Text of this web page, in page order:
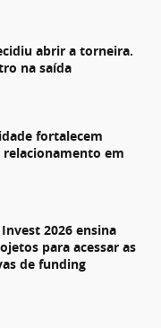
abrir a torneira.
na saída
fortalecem
relacionamento em
2026 ensina
para acessar as
de funding